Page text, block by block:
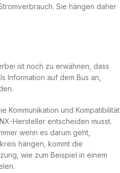
Sie hängen daher
ist noch zu erwähnen, dass
Information auf dem Bus an,
Kommunikation und Kompatibilität
Hersteller entscheiden musst.
wenn es darum geht,
hängen, kommt die
wie zum Beispiel in einem